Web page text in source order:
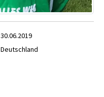
30.06.2019
Deutschland